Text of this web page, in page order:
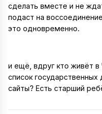
сделать вместе и не
подаст на
это одновременно.
и ещё, вдруг кто живёт
список государственных
сайты? Есть старший